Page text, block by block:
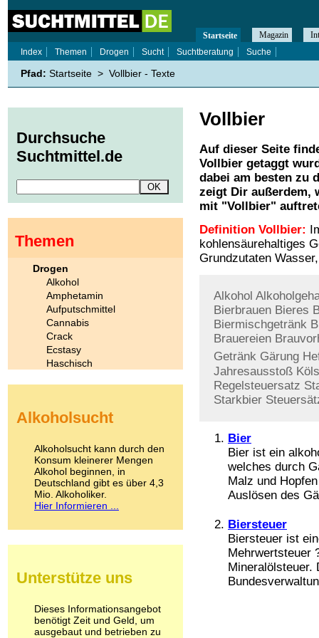
Vollbier
Auf dieser Seite
Vollbier getaggt
dabei am besten zu
zeigt Dir außerdem,
mit "Vollbier"
Definition Vollbier:
kohlensäurehaltiges
Grundzutaten
Alkohol
Bierbrauen Bieres
Biermischgetränk
Brauereien
Getränk Gärung
Jahresausstoß
Regelsteuersatz
Starkbier
Bier
Bier ist ein
welches durch
Malz und
Auslösen des
Biersteuer
Biersteuer ist
Mehrwertsteuer
Mineralölsteuer.
Startseite Magazin
Index
Themen Drogen Sucht Suchtberatung Suche
Pfad: Startseite > Vollbier - Texte
Durchsuche
Suchtmittel.de
Themen
Drogen
Alkohol
Amphetamin
Aufputschmittel
Cannabis
Crack
Ecstasy
Haschisch
Kokain
LSD
Marihuana
Medikamente
Meskalin
Metamphetamin
Methadon
Pilze
Psychopharmaka
Schlafmittel
Schmerzmittel
Alkoholsucht
Alkoholsucht kann durch den
Konsum kleinerer Mengen
Alkohol beginnen, in
Deutschland gibt es über 4,3
Mio. Alkoholiker.
Hier Informieren ...
Unterstütze uns
Dieses Informationsangebot
benötigt Zeit und Geld, um
ausgebaut und betrieben zu